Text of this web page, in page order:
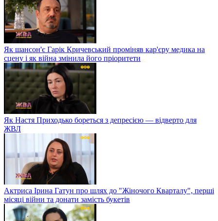
Як шансон'є Гарік Кричевський проміняв кар'єру медика на
сцену і як війна змінила його пріоритети
Як Настя Приходько бореться з депресією — відверто для
ЖВЛ
Актриса Ірина Гатун про шлях до "Жіночого Кварталу", перші
місяці війни та донати замість букетів